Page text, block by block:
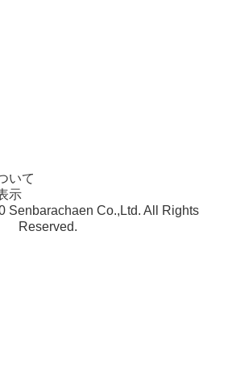
いて
示
Senbarachaen Co.,Ltd. All Rights
Reserved.